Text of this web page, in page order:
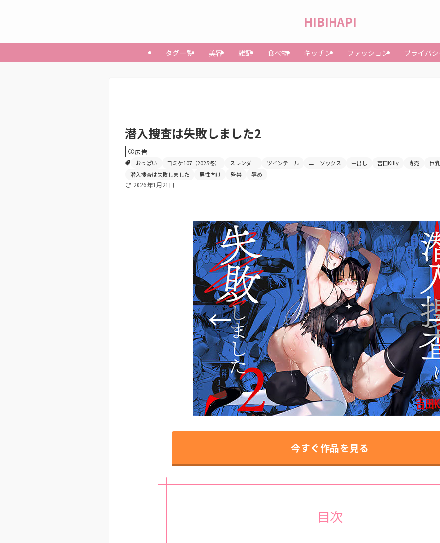
HIBIHAPI
タグ一覧 美容 雑記 食べ物 キッチン ファッション プライバ
潜入捜査は失敗しました2
広告
おっぱい コミケ107（2025冬） スレンダー ツインテール ニーソックス 中出し 吉田Killy 専売 巨乳
潜入捜査は失敗しました
男性向け 監禁 辱め
2026年1月21日
今すぐ作品を見る
目次